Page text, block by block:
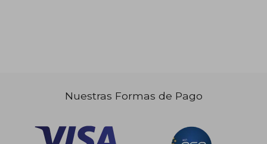
$ 65.955 dcto.
Nuestras Formas de Pago